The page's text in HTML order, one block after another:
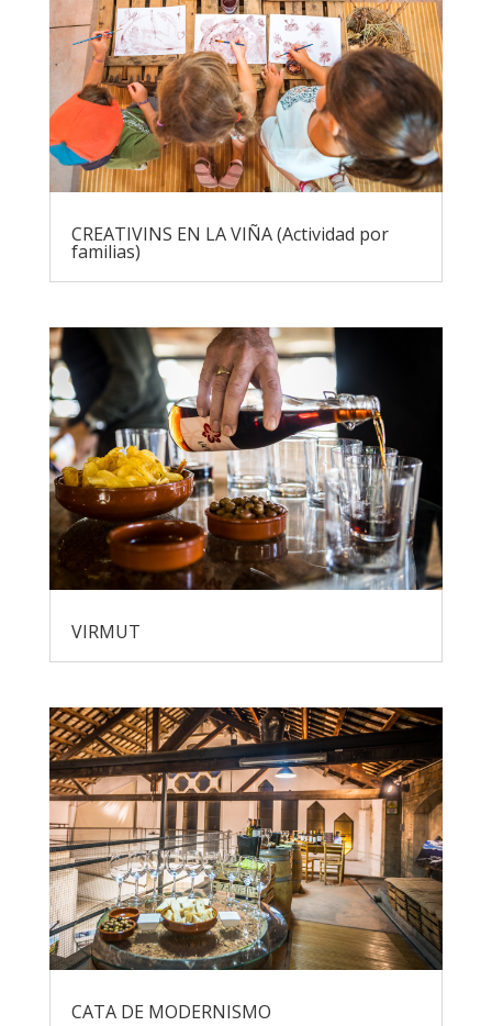
CREATIVINS EN LA VIÑA (Actividad por
familias)
VIRMUT
CATA DE MODERNISMO